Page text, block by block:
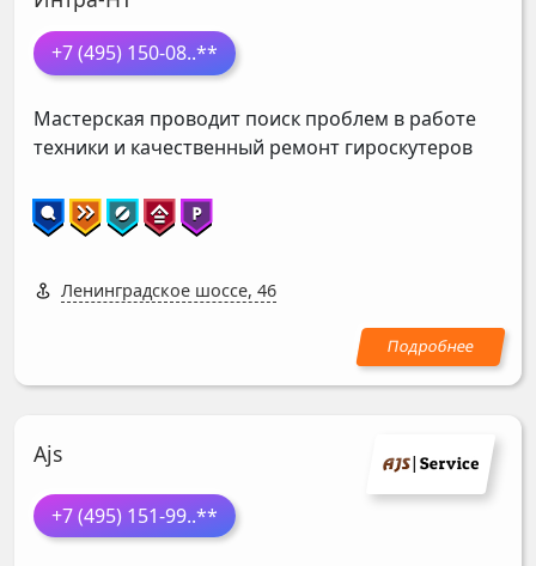
+7 (495) 150-08..**
Мастерская проводит поиск проблем в работе
техники и качественный ремонт гироскутеров
Ленинградское шоссе, 46
Ajs
+7 (495) 151-99..**